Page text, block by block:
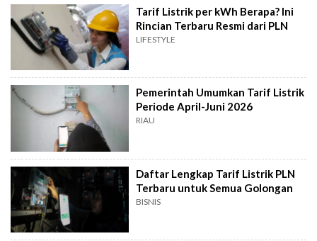
Tarif Listrik per kWh Berapa? Ini
Rincian Terbaru Resmi dari PLN
LIFESTYLE
Pemerintah Umumkan Tarif Listrik
Periode April-Juni 2026
RIAU
Daftar Lengkap Tarif Listrik PLN
Terbaru untuk Semua Golongan
BISNIS